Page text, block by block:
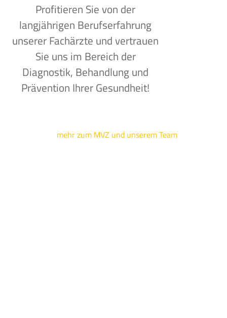
Profitieren Sie von der
langjährigen Berufserfahrung
unserer Fachärzte und vertrauen
Sie uns im Bereich der
Diagnostik, Behandlung und
Prävention Ihrer Gesundheit!
mehr zum MVZ und unserem Team